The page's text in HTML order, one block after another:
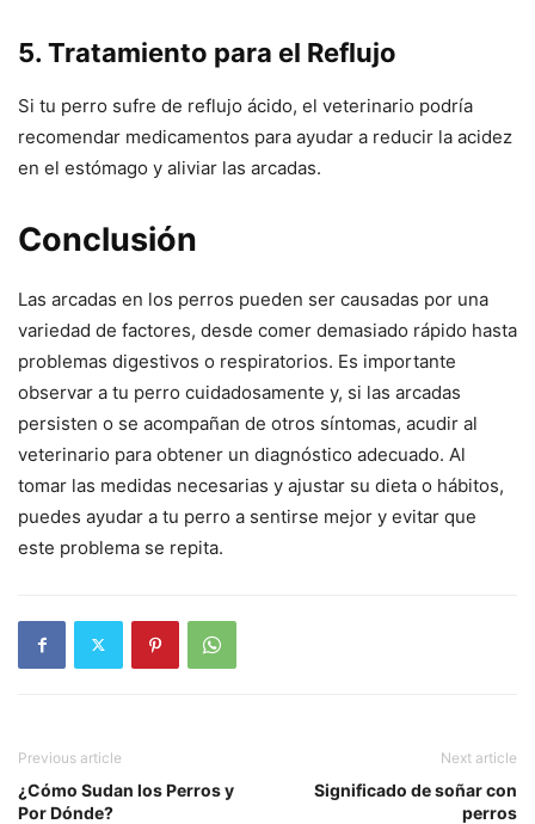
5. Tratamiento para el Reflujo
Si tu perro sufre de reflujo ácido, el veterinario podría
recomendar medicamentos para ayudar a reducir la acidez
en el estómago y aliviar las arcadas.
Conclusión
Las arcadas en los perros pueden ser causadas por una
variedad de factores, desde comer demasiado rápido hasta
problemas digestivos o respiratorios. Es importante
observar a tu perro cuidadosamente y, si las arcadas
persisten o se acompañan de otros síntomas, acudir al
veterinario para obtener un diagnóstico adecuado. Al
tomar las medidas necesarias y ajustar su dieta o hábitos,
puedes ayudar a tu perro a sentirse mejor y evitar que
este problema se repita.
Previous article
¿Cómo Sudan los Perros y
Por Dónde?
Next article
Significado de soñar con
perros